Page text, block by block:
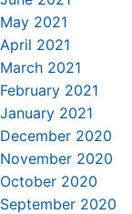
May 2021
April 2021
March 2021
February 2021
January 2021
December 2020
November 2020
October 2020
September 2020